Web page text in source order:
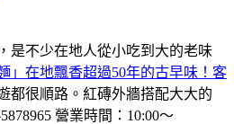
是不少在地人從小吃到大的老味
」在地飄香超過50年的古早味！客
都很順路。紅磚外牆搭配大大的
營業時間：10:00～